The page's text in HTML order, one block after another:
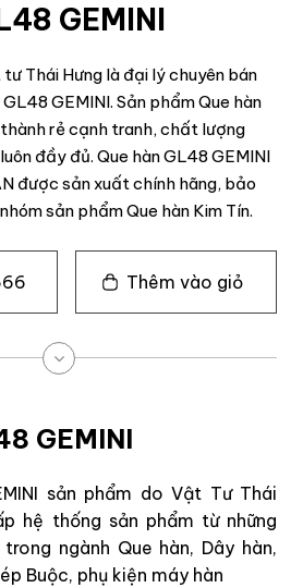
GEMINI
Thái Hưng là đại lý chuyên bán
GEMINI. Sản phẩm Que hàn
rẻ cạnh tranh, chất lượng
đầy đủ. Que hàn GL48 GEMINI
được sản xuất chính hãng, bảo
sản phẩm Que hàn Kim Tín.
Thêm vào giỏ
GEMINI
sản phẩm do Vật Tư Thái
hệ thống sản phẩm từ những
ngành Que hàn, Dây hàn,
Buộc, phụ kiện máy hàn